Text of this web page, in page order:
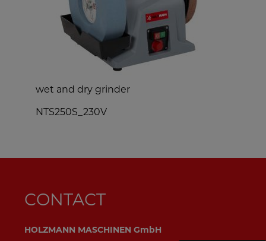
wet and dry grinder
NTS250S_230V
CONTACT
HOLZMANN MASCHINEN GmbH